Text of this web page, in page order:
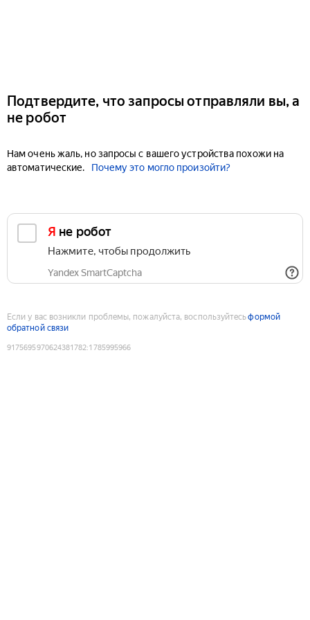
Подтвердите, что запросы отправляли вы, а
не робот
Нам очень жаль, но запросы с вашего устройства похожи на
автоматические.
Почему это могло произойти?
Я не робот
Нажмите, чтобы продолжить
Yandex SmartCaptcha
Если у вас возникли проблемы, пожалуйста, воспользуйтесьформой
обратной связи
9175695970624381782:1785995966